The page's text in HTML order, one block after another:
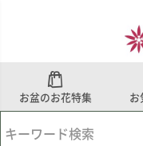
お盆のお花特集 お